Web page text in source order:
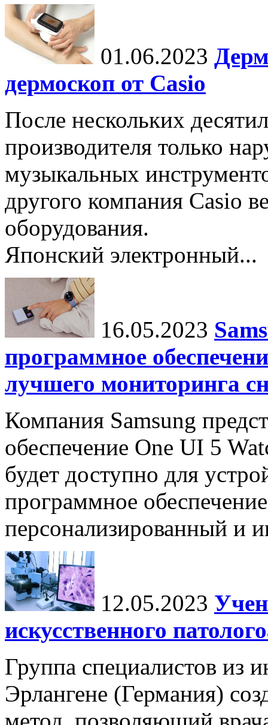
01.06.2023
дермоскоп от Casio
После нескольких
производителя только
музыкальных
другого компания Casio
оборудования.
Японский электронный...
16.05.2023
программное
лучшего мониторинга
Компания Samsung
обеспечение One UI 5
будет доступно для
программное
персонализированный и
12.05.2023
искусственного
Группа специалистов из
Эрлангене (Германия)